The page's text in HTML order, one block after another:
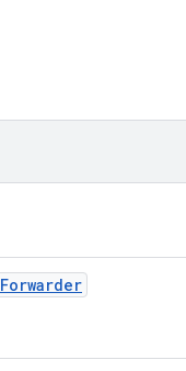
Forwarder